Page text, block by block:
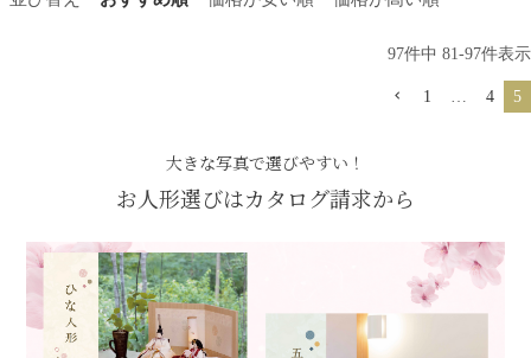
97件中 81-97件表示
1 … 4 5
大きな写真で選びやすい！
お人形選びはカタログ請求から